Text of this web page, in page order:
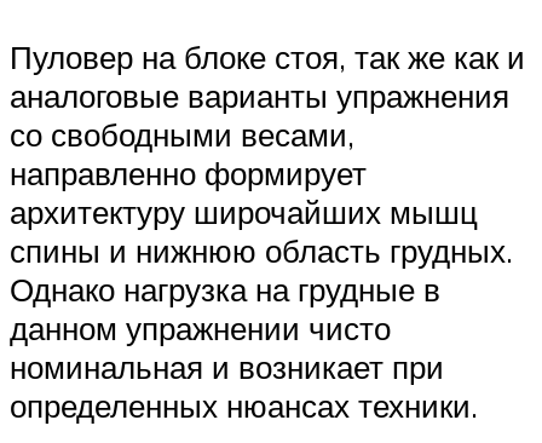
Пуловер на блоке стоя, так же как и
аналоговые варианты упражнения
со свободными весами,
направленно формирует
архитектуру широчайших мышц
спины и нижнюю область грудных.
Однако нагрузка на грудные в
данном упражнении чисто
номинальная и возникает при
определенных нюансах техники.